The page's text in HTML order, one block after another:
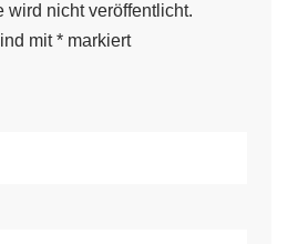
wird nicht veröffentlicht.
mit* markiert